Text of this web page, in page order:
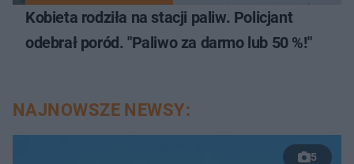
Kobieta rodziła na stacji paliw. Policjant
odebrał poród. "Paliwo za darmo lub 50 %!"
NAJNOWSZE NEWSY:
5